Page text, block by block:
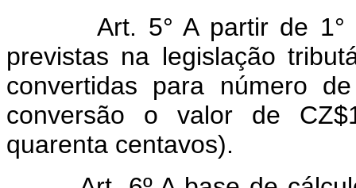
Art. 5° A partir de
previstas na legislação
convertidas para número
conversão o valor de
quarenta centavos).